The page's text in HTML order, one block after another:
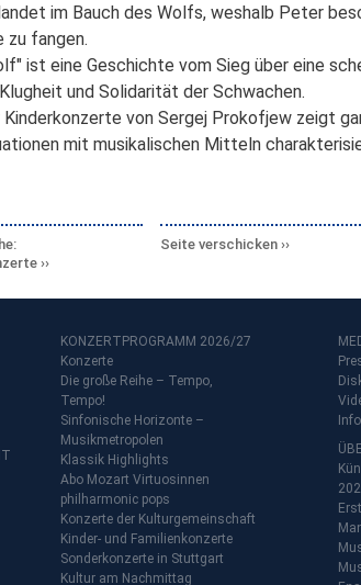
im Bauch des Wolfs, weshalb Peter
zu fangen.
ist eine Geschichte vom Sieg über eine
und Solidarität der Schwachen.
von Sergej Prokofjew zeigt
mit musikalischen Mitteln
Seite verschicken
KONZERTPROGRAMM 2026/27
Konzerte
Die große Reihe – Tempo,
Tempo!
Sinfonische Horizonte –
Musikmetropolen
Klassik Highlights
Abo Mozart Virtuosinnen
philharmonic pops
Konzerte der Kulturgemeinschaft
Kinder- und Familienkonzerte
Sonderkonzerte in Stuttgart
Kultur am Nachmittag